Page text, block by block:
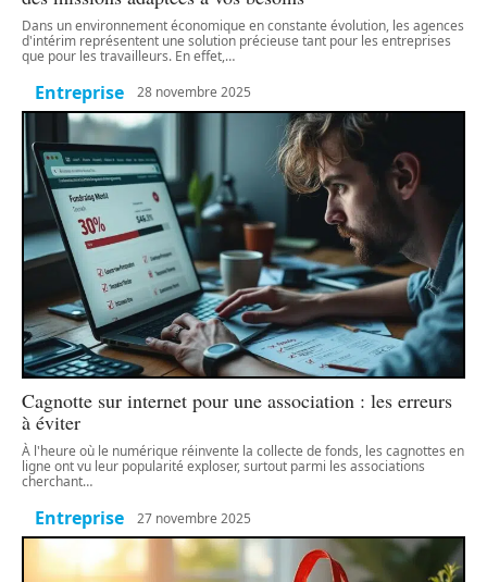
Dans un environnement économique en constante évolution, les agences
d'intérim représentent une solution précieuse tant pour les entreprises
que pour les travailleurs. En effet,…
Entreprise 28 novembre 2025
Cagnotte sur internet pour une association : les erreurs
à éviter
À l'heure où le numérique réinvente la collecte de fonds, les cagnottes en
ligne ont vu leur popularité exploser, surtout parmi les associations
cherchant…
Entreprise 27 novembre 2025